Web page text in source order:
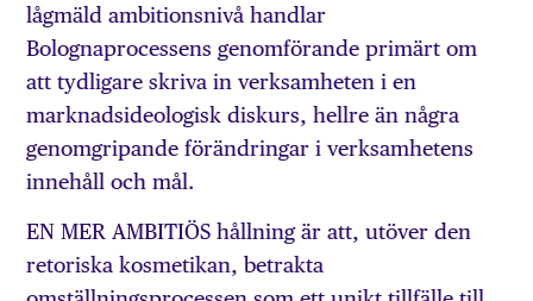
lågmäld ambitionsnivå handlar
Bolognaprocessens genomförande primärt om
att tydligare skriva in verksamheten i en
marknadsideologisk diskurs, hellre än några
genomgripande förändringar i verksamhetens
innehåll och mål.
EN MER AMBITIÖS hållning är att, utöver den
retoriska kosmetikan, betrakta